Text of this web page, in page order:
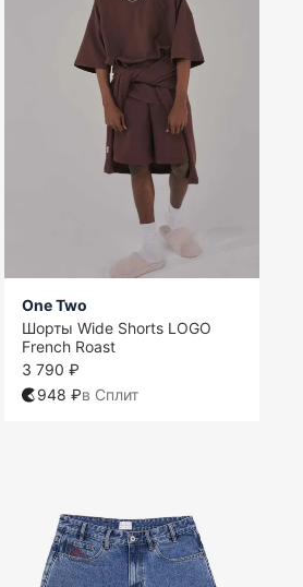
One Two
Шорты Wide Shorts LOGO
French Roast
3 790 ₽
948 ₽в Сплит